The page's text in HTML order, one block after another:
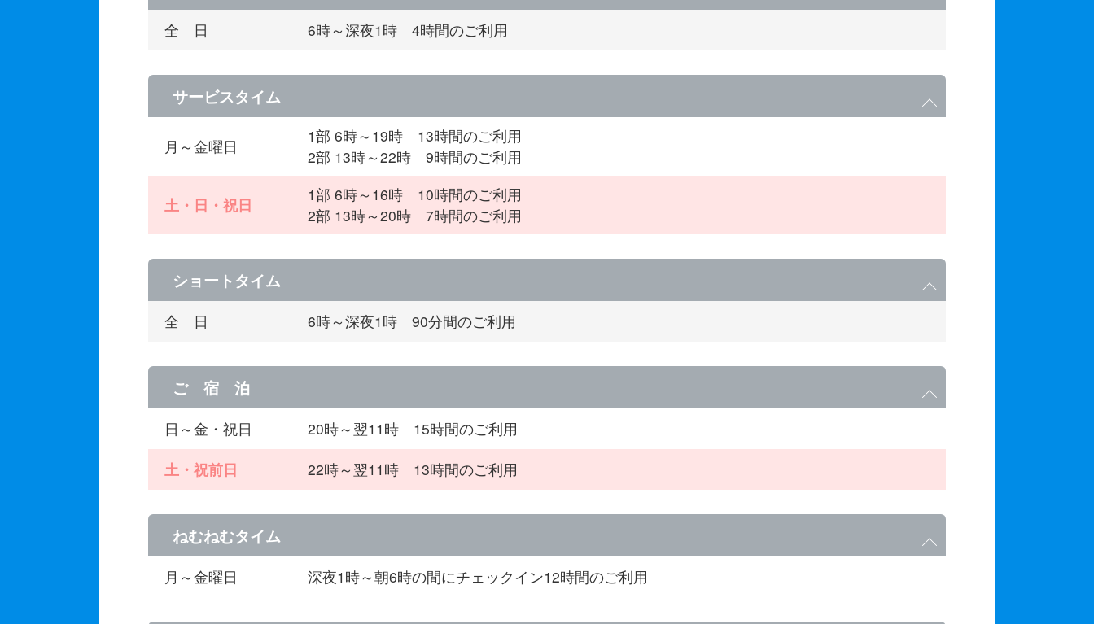
全 日 6時～深夜1時 4時間のご利用
サービスタイム
月～金曜日
1部 6時～19時 13時間のご利用
2部 13時～22時 9時間のご利用
土・日・祝日
1部 6時～16時 10時間のご利用
2部 13時～20時 7時間のご利用
ショートタイム
全 日 6時～深夜1時 90分間のご利用
ご 宿 泊
日～金・祝日
20時～翌11時 15時間のご利用
土・祝前日
22時～翌11時 13時間のご利用
ねむねむタイム
月～金曜日 深夜1時～朝6時の間にチェックイン12時間のご利用